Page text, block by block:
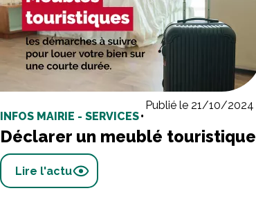
INFOS MAIRIE - SERVICES•
Publié le 21/10/2024
Déclarer un meublé touristique
Lire l'actu